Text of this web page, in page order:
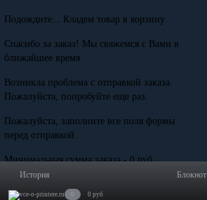
История Блокнот
0 0 руб
Подождите... Кладем товар в корзину
Спасибо за заказ! Мы свяжемся с Вами в
ближайшее время
Возникла проблема с отправкой заказа.
Пожалуйста, попробуйте еще раз.
Пожалуйста, заполните все поля формы
перед отправкой.
Минимальная сумма заказа - 0 руб.